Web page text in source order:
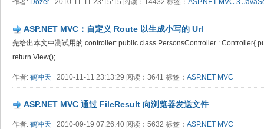
作者: Dozer 2010-11-11 23:15:15 阅读：14432 标签： ASP.NET MVC 3
ASP.NET MVC：自定义 Route 以生成小写的 Url
先给出本文中测试用的 controller: public class PersonsController : Controller{
return View(); ......
作者: 鹤冲天 2010-11-11 23:13:29 阅读：3641 标签： ASP.NET MVC
ASP.NET MVC 通过 FileResult 向浏览器发送文件
作者: 鹤冲天 2010-09-19 07:26:40 阅读：5632 标签： ASP.NET MVC